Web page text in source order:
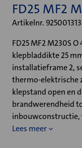
FD25 MF2
Artikelnr.
FD25 MF2 M230S
klepbladdikte 25
installatieframe 2,
thermo-elektrische
klepstand open en
brandwerendheid
inbouwconstructie,
Lees meer